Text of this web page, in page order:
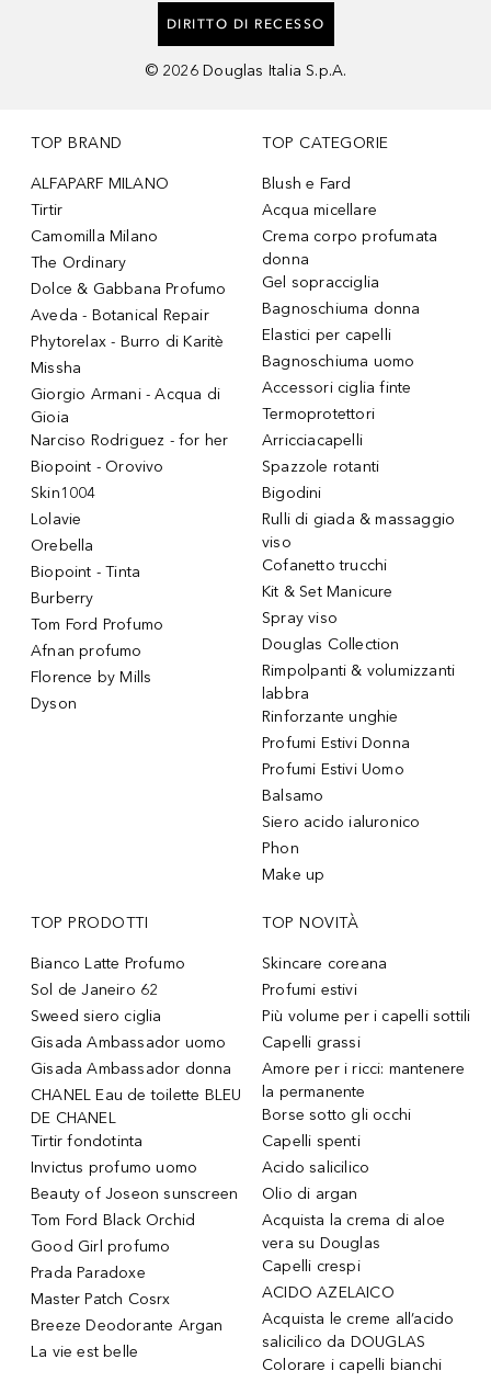
DIRITTO DI RECESSO
© 2026 Douglas Italia S.p.A.
TOP BRAND
ALFAPARF MILANO
Tirtir
Camomilla Milano
The Ordinary
Dolce & Gabbana Profumo
Aveda - Botanical Repair
Phytorelax - Burro di Karitè
Missha
Giorgio Armani - Acqua di
Gioia
Narciso Rodriguez - for her
Biopoint - Orovivo
Skin1004
Lolavie
Orebella
Biopoint - Tinta
Burberry
Tom Ford Profumo
Afnan profumo
Florence by Mills
Dyson
TOP CATEGORIE
Blush e Fard
Acqua micellare
Crema corpo profumata
donna
Gel sopracciglia
Bagnoschiuma donna
Elastici per capelli
Bagnoschiuma uomo
Accessori ciglia finte
Termoprotettori
Arricciacapelli
Spazzole rotanti
Bigodini
Rulli di giada & massaggio
viso
Cofanetto trucchi
Kit & Set Manicure
Spray viso
Douglas Collection
Rimpolpanti & volumizzanti
labbra
Rinforzante unghie
Profumi Estivi Donna
Profumi Estivi Uomo
Balsamo
Siero acido ialuronico
Phon
Make up
TOP PRODOTTI
Bianco Latte Profumo
Sol de Janeiro 62
Sweed siero ciglia
Gisada Ambassador uomo
Gisada Ambassador donna
CHANEL Eau de toilette BLEU
DE CHANEL
Tirtir fondotinta
Invictus profumo uomo
Beauty of Joseon sunscreen
Tom Ford Black Orchid
Good Girl profumo
Prada Paradoxe
Master Patch Cosrx
Breeze Deodorante Argan
La vie est belle
TOP NOVITÀ
Skincare coreana
Profumi estivi
Più volume per i capelli sottili
Capelli grassi
Amore per i ricci: mantenere
la permanente
Borse sotto gli occhi
Capelli spenti
Acido salicilico
Olio di argan
Acquista la crema di aloe
vera su Douglas
Capelli crespi
ACIDO AZELAICO
Acquista le creme all’acido
salicilico da DOUGLAS
Colorare i capelli bianchi